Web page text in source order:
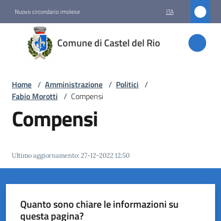
Nuovo circondario imolese ITA
Comune di Castel del Rio
Comune
di
Castel
Amministrazione
Menu selezionato
Novità
Servizi
Vivere
Home / Amministrazione / Politici /
Fabio Morotti / Compensi
Compensi
Ultimo aggiornamento:27-12-2022 12:50
Quanto sono chiare le informazioni su
questa pagina?